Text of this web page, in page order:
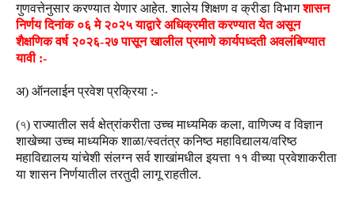
गुणवत्तेनुसार करण्यात येणार आहेत. शालेय शिक्षण व क्रीडा विभागशासन
निर्णय दिनांक ०६ मे २०२५ याद्वारे अधिक्रमीत करण्यात येत असून
शैक्षणिक वर्ष २०२६-२७ पासून खालील प्रमाणे कार्यपध्दती अवलंबिण्यात
यावी :-
अ) ऑनलाईन प्रवेश प्रक्रिया :-
(৭) राज्यातील सर्व क्षेत्रांकरीता उच्च माध्यमिक कला, वाणिज्य व विज्ञान
शाखेच्या उच्च माध्यमिक शाळा/स्वतंत्र कनिष्ठ महाविद्यालय/वरिष्ठ
महाविद्यालय यांचेशी संलग्न सर्व शाखांमधील इयत्ता ११ वीच्या प्रवेशाकरीता
या शासन निर्णयातील तरतुदी लागू राहतील.